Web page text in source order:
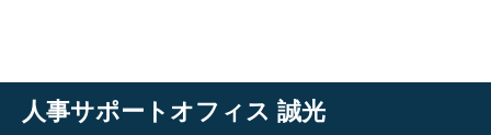
人事サポートオフィス 誠光